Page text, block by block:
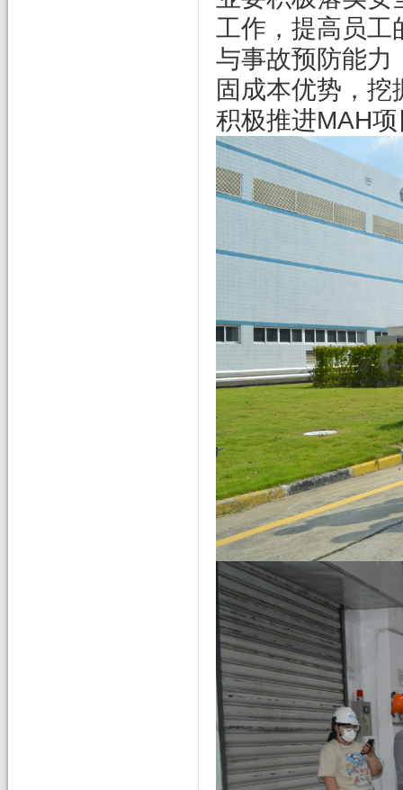
工作，提高员工
与事故预防能力
固成本优势，挖
积极推进MAH